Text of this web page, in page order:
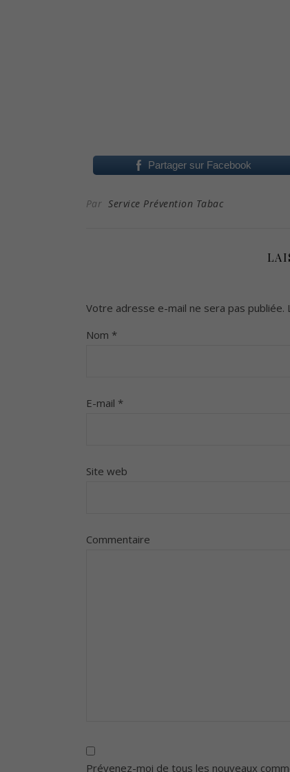
Partager sur Facebook
Par Service Prévention Tabac
Votre adresse e-mail ne sera pas publiée.
Nom *
E-mail *
Site web
Commentaire
Prévenez-moi de tous les nouveaux